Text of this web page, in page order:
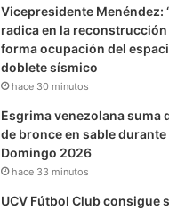
Vicepresidente Menéndez:
radica en la reconstrucción
forma ocupación del
doblete sísmico
hace 30 minutos
Esgrima venezolana suma
de bronce en sable durante
Domingo 2026
hace 33 minutos
UCV Fútbol Club consigue